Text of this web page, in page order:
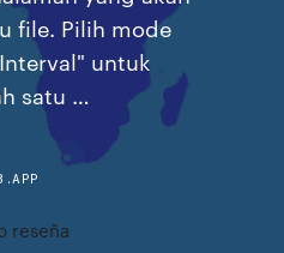
file. Pilih mode
untuk
satu …
reseña